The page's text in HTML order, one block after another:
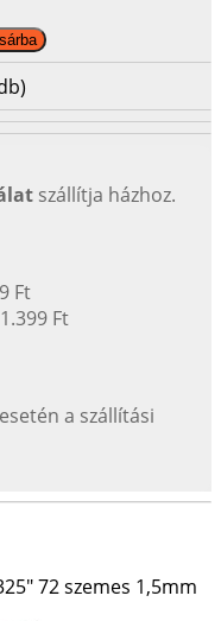
szállítja házhoz.
Ft
Ft
a szállítási
72 szemes 1,5mm